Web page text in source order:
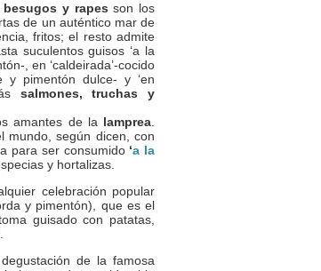
y rapes son los
de un auténtico mar de
fritos; el resto admite
suculentos guisos ‘a la
, en ‘caldeirada’-cocido
y pimentón dulce- y ‘en
salmones, truchas y
amantes de la lamprea
mundo, según dicen, con
para ser consumido‘a la
y hortalizas.
celebración popular
y pimentón), que es el
guisado con patatas,
de la famosa